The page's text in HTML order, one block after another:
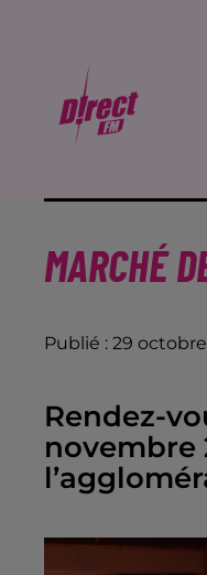
MARCHÉ
Publié : 29
Rendez-
novembre